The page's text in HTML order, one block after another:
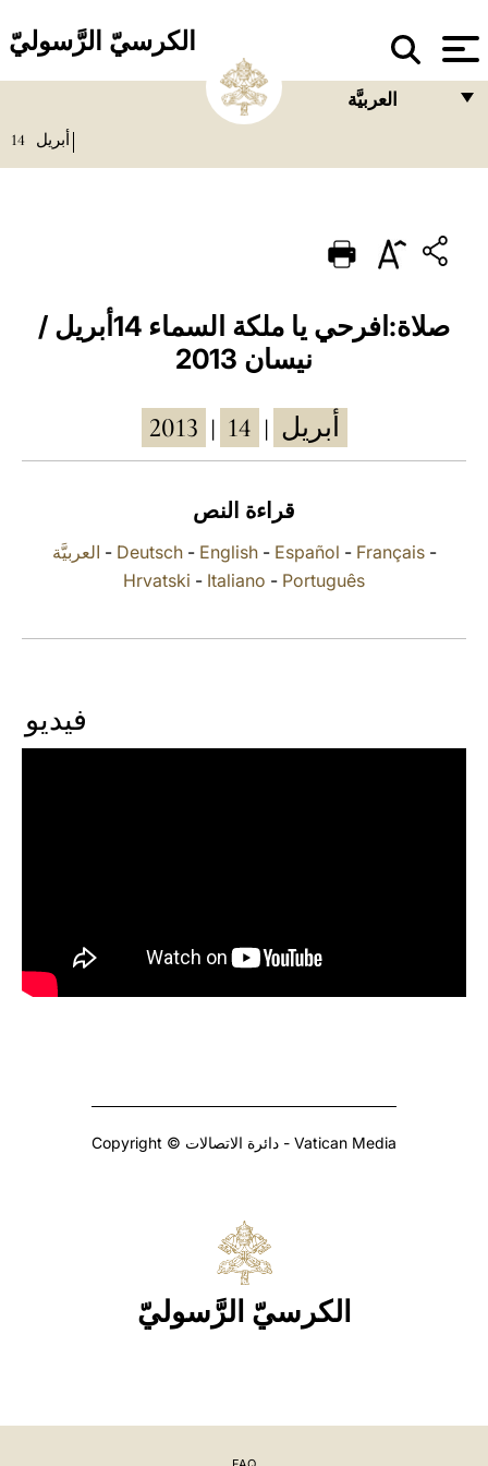
الكرسيّ الرَّسوليّ
العربيَّة
PORTUGUÊS
ESPAÑOL
أبريل 14
صلاة:افرحي يا ملكة السماء 14أبريل /
نيسان 2013
2013 أبريل 14
قراءة النص
العربيَّة - Deutsch- English- Español - Français-
Hrvatski - Italiano - Português
فيديو
Copyright © دائرة الاتصالات - Vatican Media
الكرسيّ الرَّسوليّ